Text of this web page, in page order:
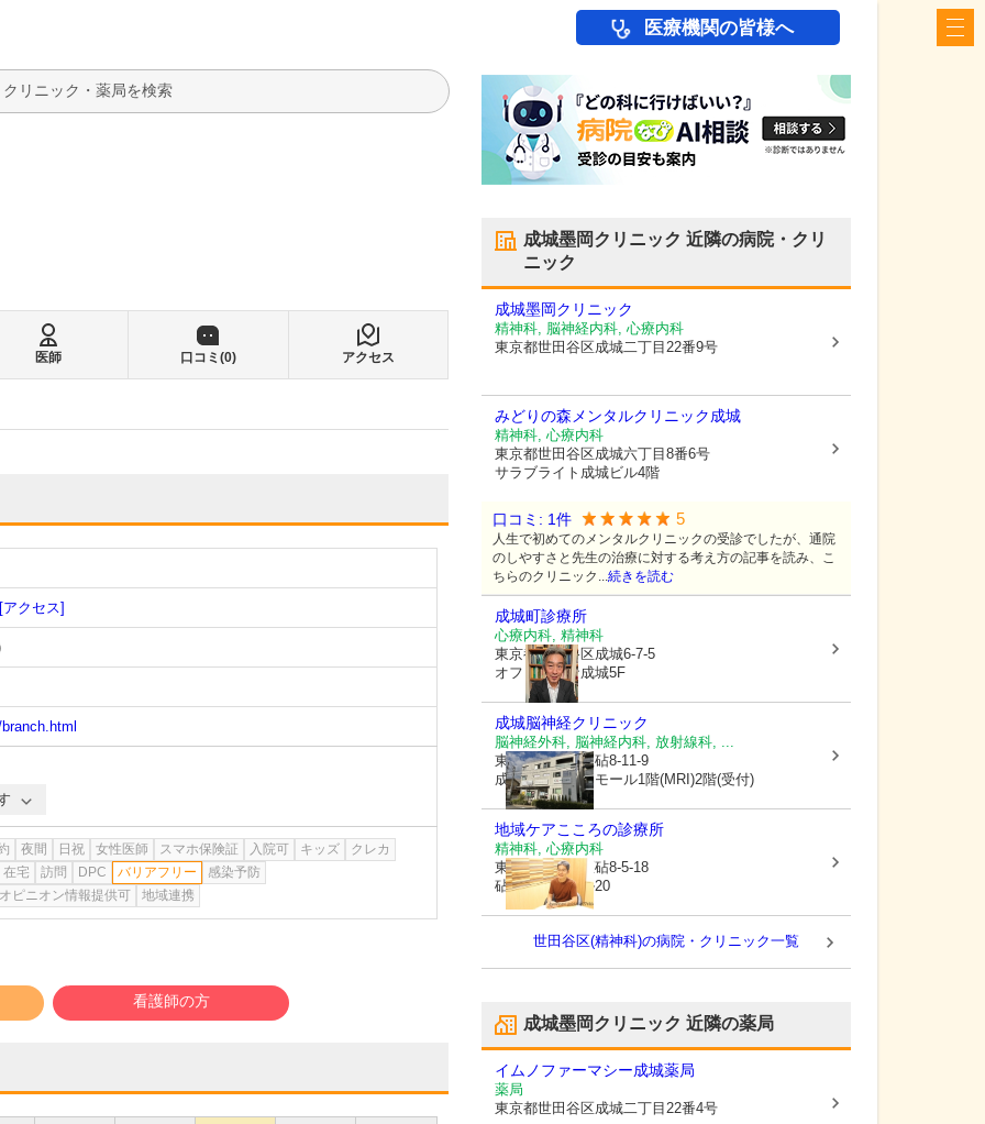
医療機関の皆様へ
検索
医師 口コミ(0) アクセス
[アクセス]
夜間 日祝 女性医師 スマホ保険証 入院可 キッズ
クレカ
在宅 訪問 DPC バリアフリー
感染予防
ピニオン情報提供可 地域連携
看護師の方
成城墨岡クリニック 近隣の病院・クリ
ニック
成城墨岡クリニック
精神科, 脳神経内科, 心療内科
東京都世田谷区成城二丁目22番9号
みどりの森メンタルクリニック成城
精神科, 心療内科
東京都世田谷区成城六丁目8番6号
サラブライト成城ビル4階
口コミ: 1件 5
人生で初めてのメンタルクリニックの受診でしたが、通院
のしやすさと先生の治療に対する考え方の記事を読み、こ
ちらのクリニック...続きを読む
成城町診療所
心療内科, 精神科
東京都世田谷区成城6-7-5
オフィキーナ成城5F
成城脳神経クリニック
脳神経外科, 脳神経内科, 放射線科, ...
東京都世田谷区砧8-11-9
成城クリニックモール1階(MRI)2階(受付)
地域ケアこころの診療所
精神科, 心療内科
東京都世田谷区砧8-5-18
砧シンヨービル20
世田谷区(精神科)の病院・クリニック一覧
成城墨岡クリニック 近隣の薬局
イムノファーマシー成城薬局
薬局
東京都世田谷区成城二丁目22番4号